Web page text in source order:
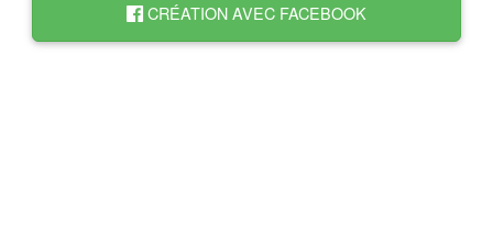
CRÉATION AVEC FACEBOOK